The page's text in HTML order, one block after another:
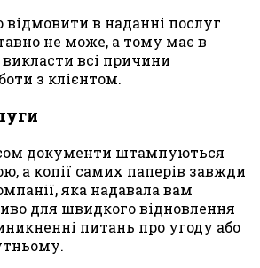
відмовити в наданні послуг
не може, а тому має в
всі причини
з клієнтом.
документи штампуються
а копії самих паперів завжди
яка надавала вам
для швидкого відновлення
питань про угоду або